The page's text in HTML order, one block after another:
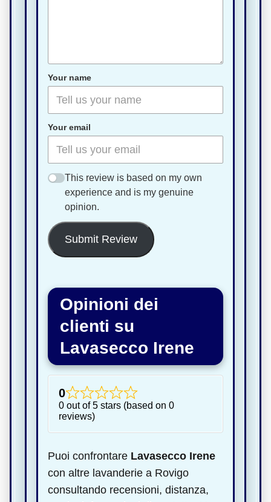
Your name
Your email
This review is based on my own
experience and is my genuine
opinion.
Submit Review
Opinioni dei
clienti su
Lavasecco Irene
0
0 out of 5 stars (based on 0
reviews)
Puoi confrontare Lavasecco Irene
con altre lavanderie a Rovigo
consultando recensioni, distanza,